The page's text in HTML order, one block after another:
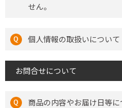
せん。
個人情報の取扱いについて
お問合せについて
商品の内容やお届け日等に